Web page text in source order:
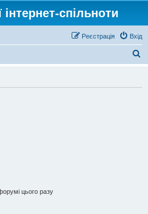
спільноти
Вхід
Реєстрація
цього разу